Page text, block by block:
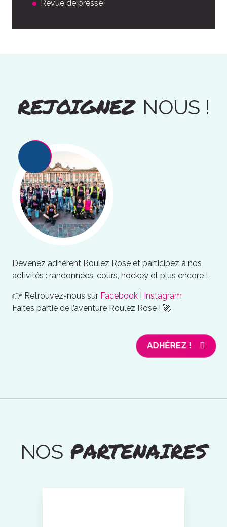
Revue de presse
REJOIGNEZ NOUS !
Devenez adhérent Roulez Rose et participez à nos
activités : randonnées, cours, hockey et plus encore !
👉 Retrouvez-nous sur Facebook
Instagram
Faites partie de l’aventure Roulez Rose ! 🚀
ADHÉREZ !
NOSPARTENAIRES